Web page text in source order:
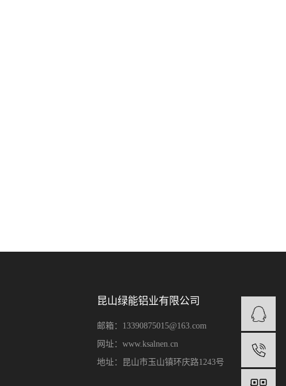
昆山绿能铝业有限公司
邮箱：13390875015@163.com
网址：www.ksalnen.cn
地址：昆山市玉山镇环庆路1243号